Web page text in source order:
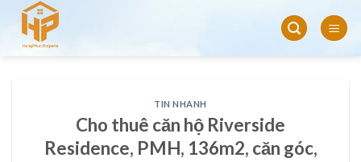
Skip
content
TIN NHANH
Cho thuê căn hộ Riverside
Residence, PMH, 136m2, căn góc,